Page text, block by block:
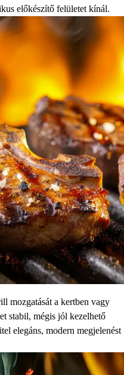
előkészítő felületet kínál.
mozgatását a kertben vagy
stabil, mégis jól kezelhető
elegáns, modern megjelenést